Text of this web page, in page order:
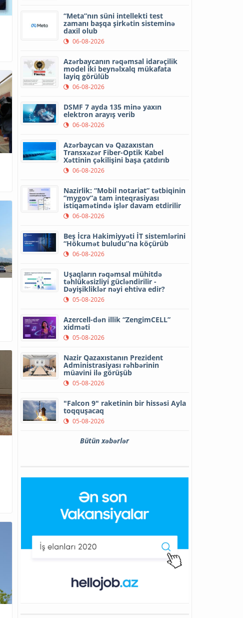
“Meta”nın süni intellekti test
zamanı başqa şirkətin sisteminə
daxil olub
06-08-2026
Azərbaycanın rəqəmsal idarəçilik
model iki beynəlxalq mükafata
layiq görülüb
06-08-2026
DSMF 7 ayda 135 minə yaxın
elektron arayış verib
06-08-2026
Azərbaycan və Qazaxıstan
Transxəzər Fiber-Optik Kabel
Xəttinin çəkilişini başa çatdırıb
06-08-2026
Nazirlik: “Mobil notariat” tətbiqinin
“mygov”a tam inteqrasiyası
istiqamətində işlər davam etdirilir
06-08-2026
Beş İcra Hakimiyyəti İT sistemlərini
“Hökumət buludu”na köçürüb
06-08-2026
Uşaqların rəqəmsal mühitdə
təhlükəsizliyi gücləndirilir -
Dəyişikliklər nəyi ehtiva edir?
05-08-2026
Azercell-dən illik “ZengimCELL”
xidməti
05-08-2026
Nazir Qazaxıstanın Prezident
Administrasiyası rəhbərinin
müavini ilə görüşüb
05-08-2026
"Falcon 9" raketinin bir hissəsi Ayla
toqquşacaq
05-08-2026
Bütün xəbərlər